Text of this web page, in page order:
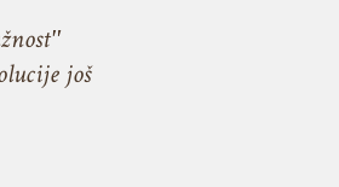
ʺ
još